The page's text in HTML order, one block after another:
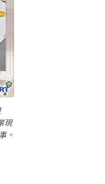
現
。